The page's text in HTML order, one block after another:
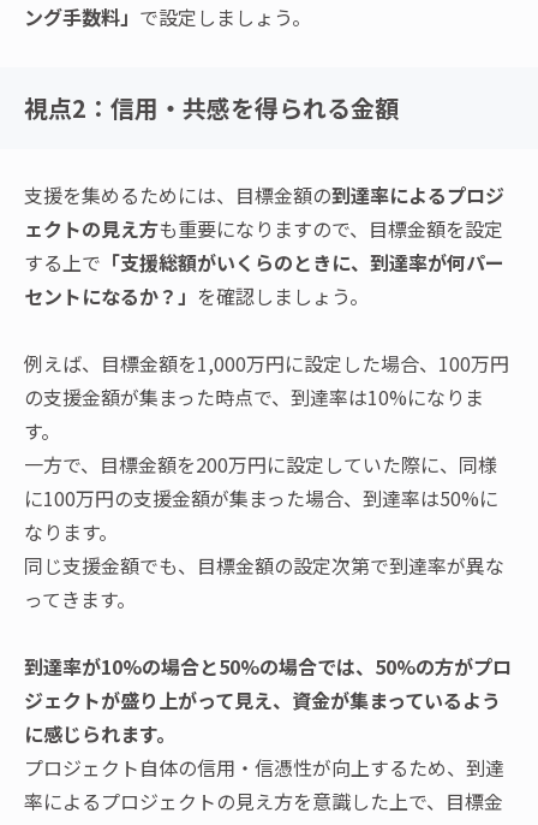
ング手数料」 で設定しましょう。
視点2：信用・共感を得られる金額
支援を集めるためには、目標金額の到達率によるプロジ
ェクトの見え方も重要になりますので、目標金額を設定
する上で 「支援総額がいくらのときに、到達率が何パー
セントになるか？」 を確認しましょう。
例えば、目標金額を1,000万円に設定した場合、100万円
の支援金額が集まった時点で、到達率は10%になりま
す。
一方で、目標金額を200万円に設定していた際に、同様
に100万円の支援金額が集まった場合、到達率は50%に
なります。
同じ支援金額でも、目標金額の設定次第で到達率が異な
ってきます。
到達率が10%の場合と50%の場合では、50%の方がプロ
ジェクトが盛り上がって見え、資金が集まっているよう
に感じられます。
プロジェクト自体の信用・信憑性が向上するため、到達
率によるプロジェクトの見え方を意識した上で、目標金